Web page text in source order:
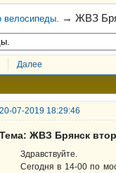
→ЖВЗ
Далее
20-07-2019 18:29:46
Тема: ЖВЗ Брянск
Здравствуйте.
Сегодня в 14-00 по